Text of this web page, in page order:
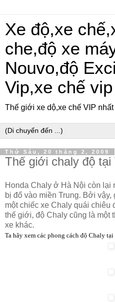
Xe độ,xe
che,độ xe
Nouvo,độ
Vip,xe chế vip
Thế giới xe dộ,xe chế VIP
Thứ Sáu, 20 tháng 2, 2009
Thế giới chaly độ tại
Honda Chaly ở Hà Nội còn lại
bị đổ vào miền Trung. Bởi
một chiếc xe Chaly quái chiêu
thế giới, độ Chaly cũng là một
xe khác.
Ta hãy xem các phong cách độ Chaly